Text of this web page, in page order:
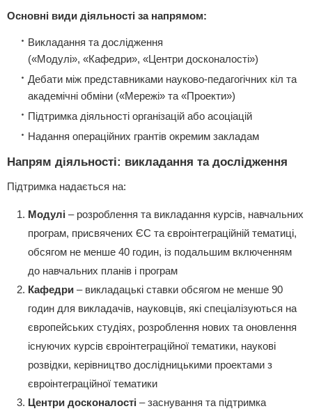
Основні види діяльності за напрямом:
Викладання та дослідження
(«Модулі», «Кафедри», «Центри досконалості»)
Дебати між представниками науково-педагогічних кіл та
академічні обміни («Мережі» та «Проекти»)
Підтримка діяльності організацій або асоціацій
Надання операційних грантів окремим закладам
Напрям діяльності: викладання та дослідження
Підтримка надається на:
Модулі – розроблення та викладання курсів, навчальних
програм, присвячених ЄС та євроінтеграційній тематиці,
обсягом не менше 40 годин, із подальшим включенням
до навчальних планів і програм
Кафедри – викладацькі ставки обсягом не менше 90
годин для викладачів, науковців, які спеціалізуються на
європейських студіях, розроблення нових та оновлення
існуючих курсів євроінтеграційної тематики, наукові
розвідки, керівництво дослідницькими проектами з
євроінтеграційної тематики
Центри досконалості – заснування та підтримка